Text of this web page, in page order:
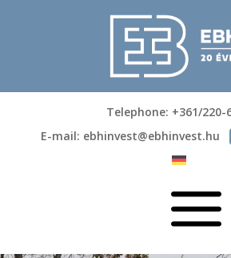
Telephone: +361/220-
E-mail: ebhinvest@ebhinvest.hu
a